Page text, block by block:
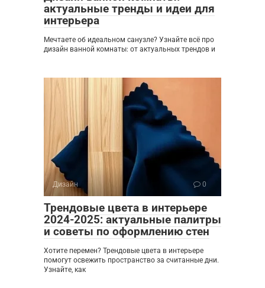
актуальные тренды и идеи для
интерьера
Мечтаете об идеальном санузле? Узнайте всё про
дизайн ванной комнаты: от актуальных трендов и
Дизайн 0
Трендовые цвета в интерьере
2024-2025: актуальные палитры
и советы по оформлению стен
Хотите перемен? Трендовые цвета в интерьере
помогут освежить пространство за считанные дни.
Узнайте, как